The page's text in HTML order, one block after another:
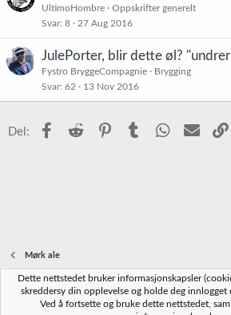
UltimoHombre
Oppskrifter generelt
Svar 8 27 Aug 2016
JulePorter, blir dette øl?
Fystro BryggeCompagnie
Brygging
Svar 62 13 Nov 2016
Del: Facebook
Reddit PinterestTumblr WhatsApp
E-post
Mørk ale
Norbrygg-default
Vilkår og regler
Dette nettstedet bruker informasjonskapsler
skreddersy din opplevelse og holde deg innlogget
Ved å fortsette og bruke dette nettstedet,